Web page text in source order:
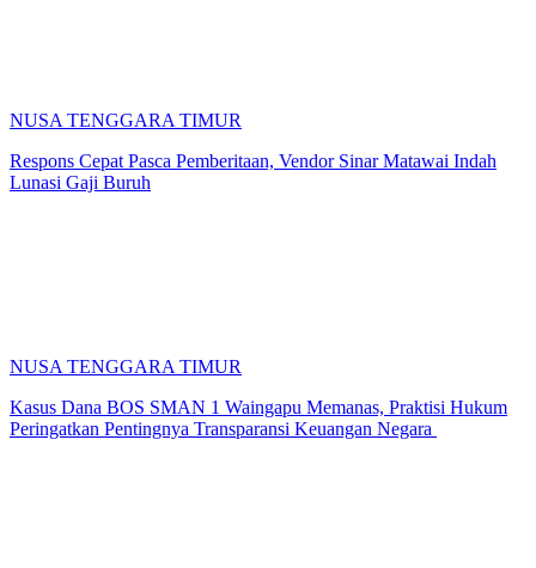
NUSA TENGGARA TIMUR
Respons Cepat Pasca Pemberitaan, Vendor Sinar Matawai Indah
Lunasi Gaji Buruh
NUSA TENGGARA TIMUR
Kasus Dana BOS SMAN 1 Waingapu Memanas, Praktisi Hukum
Peringatkan Pentingnya Transparansi Keuangan Negara